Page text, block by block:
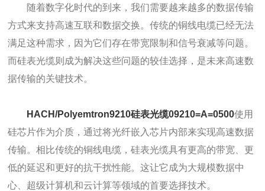
随着数字化时代的到来，我们需要越来越多的数据传输
方式来支持高速互联和数据交换。传统的铜线电缆已经无法
满足这种需求，因为它们存在带宽限制和信号衰减等问题。
而硅表光缆则成为解决这些问题的较佳选择，是未来高速数
据传输的关键技术。
HACH/Polyemtron9210硅表光缆09210=A=0500使用
硅芯片作为介质，通过将光纤嵌入芯片内部来实现高速数据
传输。相比传统的铜线电缆，硅表光缆具有更高的带宽、更
低的延迟和更好的抗干扰性能。这让它成为大规模数据中
心、超级计算机和云计算等领域的首要选择技术。